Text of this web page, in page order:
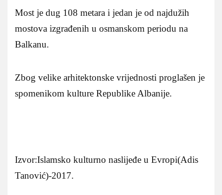
Most je dug 108 metara i jedan je od najdužih
mostova izgrađenih u osmanskom periodu na
Balkanu.
Zbog velike arhitektonske vrijednosti proglašen je
spomenikom kulture Republike Albanije.
Izvor:Islamsko kulturno naslijeđe u Evropi(Adis
Tanović)-2017.